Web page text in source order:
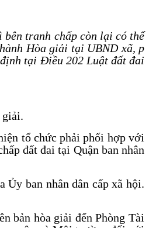
tranh chấp còn lại có thể
Hòa giải tại UBND xã, p
tại Điều 202 Luật đất đai
giải.
tổ chức phải phối hợp với
đất đai tại Quận ban nhân
Ủy ban nhân dân cấp xã hội.
bản hòa giải đến Phòng Tài